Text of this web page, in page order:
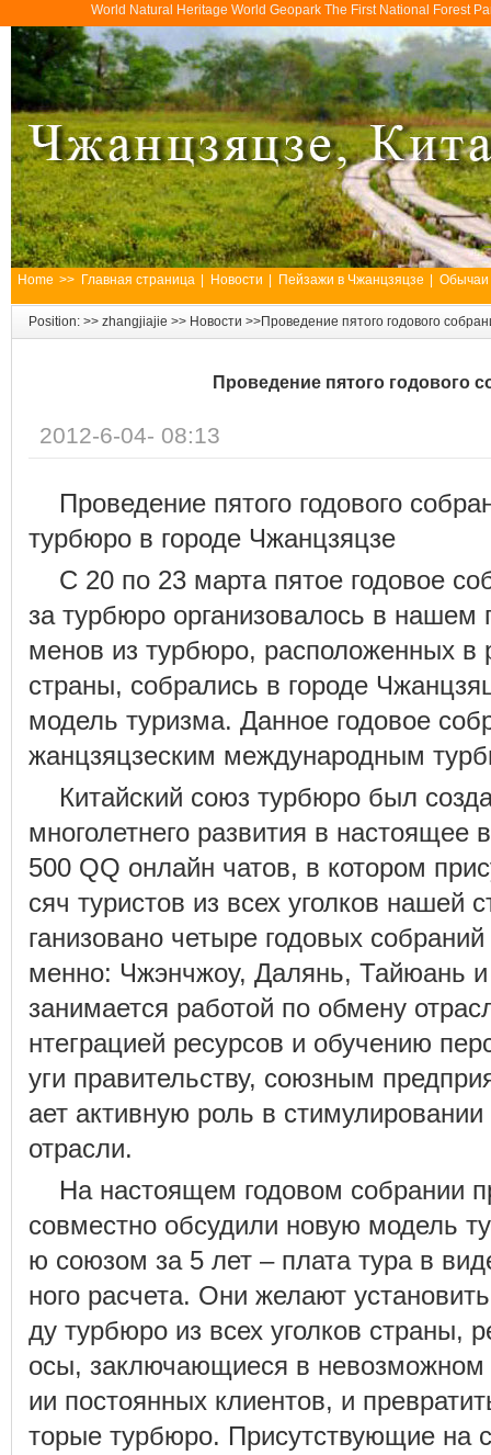
World Natural Heritage World Geopark The First National
Home >> Главная страница Новости Пейзажи в Чжанцзяцзе Обычаи
Position: >> zhangjiajie >> Новости >>Проведение пятого годового
Проведение пятого годового
2012-6-04- 08:13
Проведение пятого годового
турбюро в городе Чжанцзяцзе
С 20 по 23 марта пятое годовое
за турбюро организовалось в нашем
менов из турбюро, расположенных в
страны, собрались в городе
модель туризма. Данное годовое
жанцзяцзеским международным
Китайский союз турбюро был
многолетнего развития в
500 QQ онлайн чатов, в котором
сяч туристов из всех уголков нашей
ганизовано четыре годовых
менно: Чжэнчжоу, Далянь, Тайюань
занимается работой по обмену
нтеграцией ресурсов и обучению
уги правительству, союзным
ает активную роль в стимулировании
отрасли.
На настоящем годовом собрании
совместно обсудили новую модель
ю союзом за 5 лет – плата тура в
ного расчета. Они желают
ду турбюро из всех уголков страны,
осы, заключающиеся в невозможном
ии постоянных клиентов, и
торые турбюро. Присутствующие на